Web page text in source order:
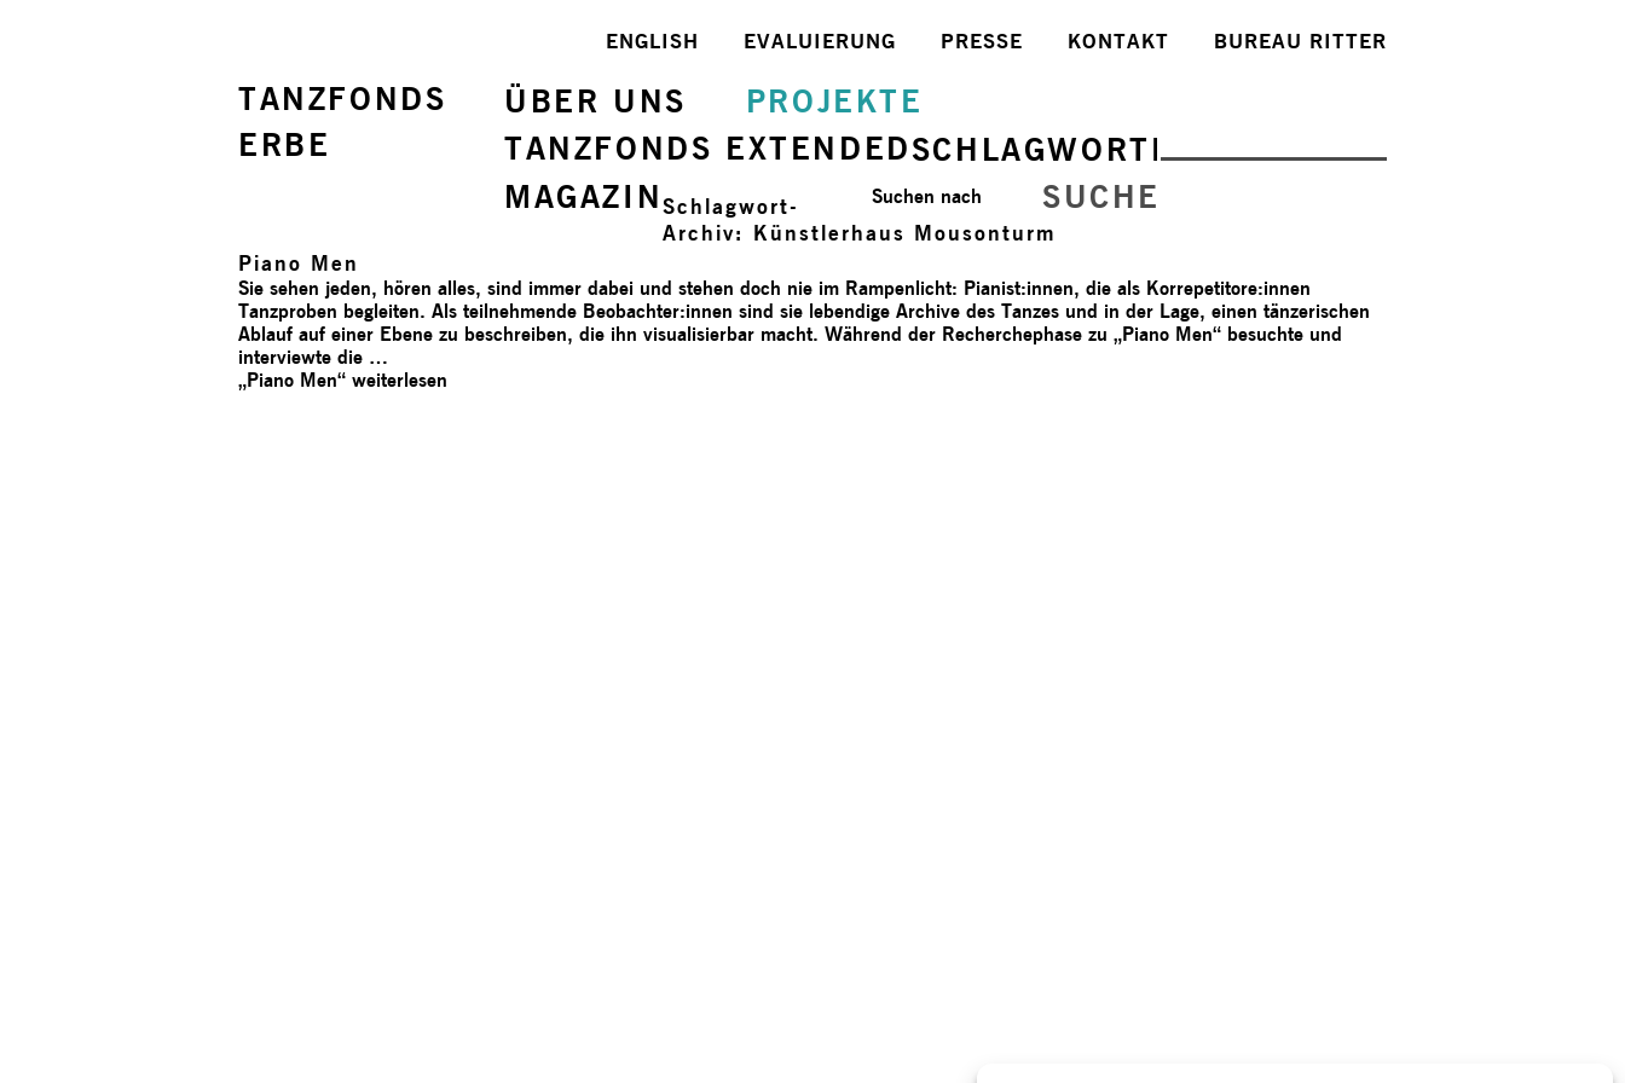
TANZFONDS
ERBE
BUREAU RITTER
KONTAKT
PRESSE
EVALUIERUNG
ENGLISH
ÜBER UNS
PROJEKTE
TANZFONDS EXTENDEDSCHLAGWORTE
MAGAZIN
SUCHE
Suchen nach
Schlagwort-
Archiv: Künstlerhaus Mousonturm
Piano Men
Sie sehen jeden, hören alles, sind immer dabei und stehen doch nie im Rampenlicht: Pianist:innen, die als Korrepetitore:innen
Tanzproben begleiten. Als teilnehmende Beobachter:innen sind sie lebendige Archive des Tanzes und in der Lage, einen tänzerischen
Ablauf auf einer Ebene zu beschreiben, die ihn visualisierbar macht. Während der Recherchephase zu „Piano Men“ besuchte und
interviewte die …
„Piano Men“ weiterlesen